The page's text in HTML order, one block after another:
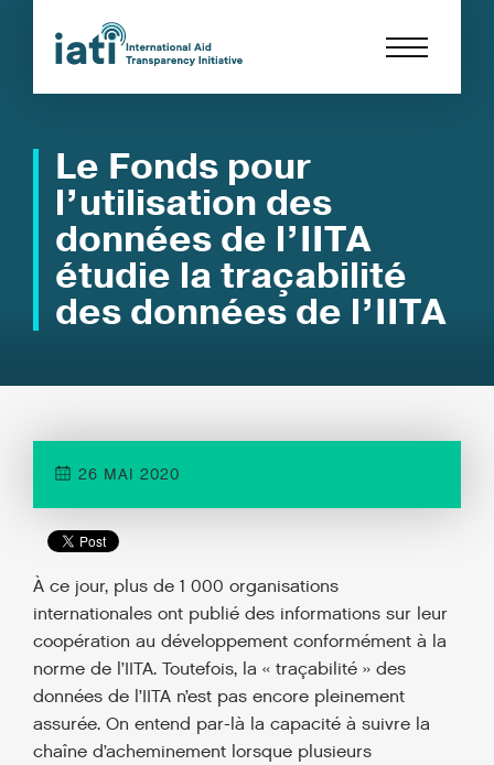
Le Fonds pour
l’utilisation des
données de l’IITA
étudie la traçabilité
des données de l’IITA
26 MAI 2020
À ce jour, plus de 1 000 organisations
internationales ont publié des informations sur leur
coopération au développement conformément à la
norme de l’IITA. Toutefois, la « traçabilité » des
données de l’IITA n’est pas encore pleinement
assurée. On entend par-là la capacité à suivre la
chaîne d’acheminement lorsque plusieurs